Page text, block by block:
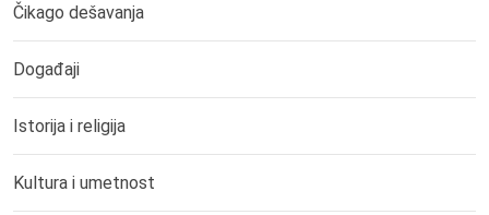
Čikago dešavanja
Događaji
Istorija i religija
Kultura i umetnost